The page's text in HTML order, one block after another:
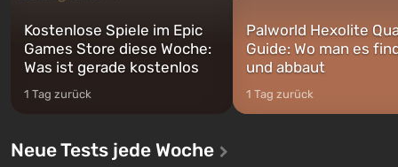
Kostenlose Spiele im Epic
Games Store diese Woche:
Was ist gerade kostenlos
1 Tag zurück
Palworld Hexolite
Guide: Wo man es
und abbaut
1 Tag zurück
Neue Tests jede Woche